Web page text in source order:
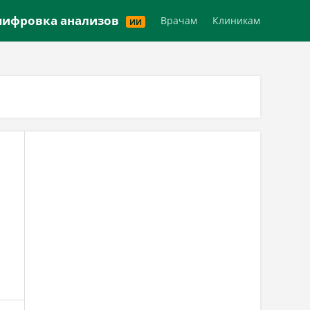
анализов ИИ Врачам Клиникам